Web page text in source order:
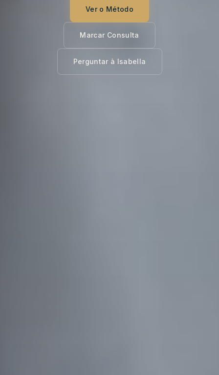
Ver o Método
Marcar Consulta
Perguntar à Isabella